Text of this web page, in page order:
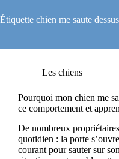
Étiquette chien me saute dessus
Les chiens
Pourquoi mon chien me
ce comportement et
De nombreux
quotidien : la porte
courant pour sauter sur